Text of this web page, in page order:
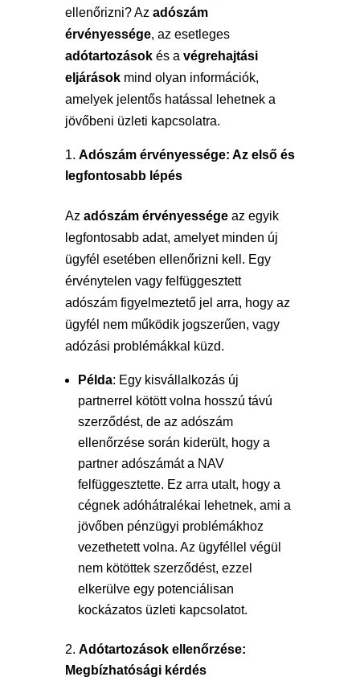
ellenőrizni? Az adószám
érvényessége, az esetleges
adótartozásokés a végrehajtási
eljárásokmind olyan információk,
amelyek jelentős hatással lehetnek a
jövőbeni üzleti kapcsolatra.
Adószám érvényessége: Az első és
legfontosabb lépés
Az adószám érvényességeaz egyik
legfontosabb adat, amelyet minden új
ügyfél esetében ellenőrizni kell. Egy
érvénytelen vagy felfüggesztett
adószám figyelmeztető jel arra, hogy az
ügyfél nem működik jogszerűen, vagy
adózási problémákkal küzd.
Példa: Egy kisvállalkozás új
partnerrel kötött volna hosszú távú
szerződést, de az adószám
ellenőrzése során kiderült, hogy a
partner adószámát a NAV
felfüggesztette. Ez arra utalt, hogy a
cégnek adóhátralékai lehetnek, ami a
jövőben pénzügyi problémákhoz
vezethetett volna. Az ügyféllel végül
nem kötöttek szerződést, ezzel
elkerülve egy potenciálisan
kockázatos üzleti kapcsolatot.
Adótartozások ellenőrzése:
Megbízhatósági kérdés